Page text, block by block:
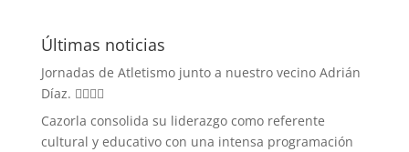
Últimas noticias
Jornadas de Atletismo junto a nuestro vecino Adrián
Díaz. 🏃‍♀️🏃‍♂️
Cazorla consolida su liderazgo como referente
cultural y educativo con una intensa programación